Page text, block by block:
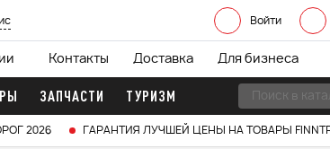
Войти
Контакты Доставка Для бизнеса
ЗАПЧАСТИ ТУРИЗМ
2026 ГАРАНТИЯ ЛУЧШЕЙ ЦЕНЫ НА ТОВАРЫ